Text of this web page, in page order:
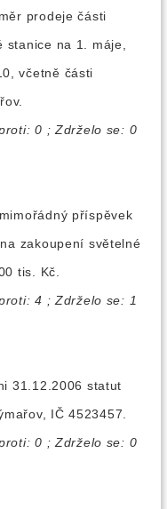
prodeje části
stanice na 1. máje,
včetně části
0 ; Zdrželo se: 0
příspěvek
zakoupení světelné
tis. Kč.
4 ; Zdrželo se: 1
31.12.2006 statut
IČ 4523457.
0 ; Zdrželo se: 0